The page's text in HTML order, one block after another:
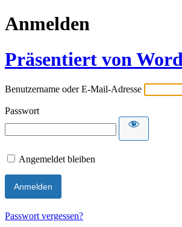
Anmelden
Präsentiert von
Benutzername oder E-Mail-Adresse
Passwort
Angemeldet bleiben
Passwort vergessen?